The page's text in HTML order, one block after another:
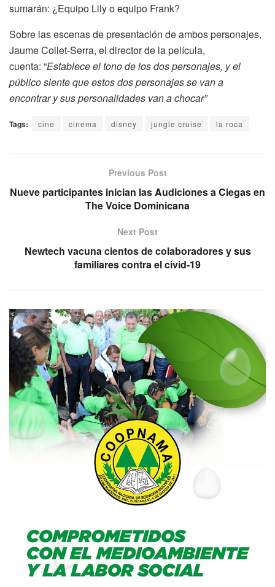
sumarán: ¿Equipo Lily o equipo Frank?
Sobre las escenas de presentación de ambos personajes,
Jaume Collet-Serra, el director de la película,
cuenta: “Establece el tono de los dos personajes, y el
público siente que estos dos personajes se van a
encontrar y sus personalidades van a chocar”
Tags: cine cinema disney jungle cruise la roca
Previous Post
Nueve participantes inician las Audiciones a Ciegas en
The Voice Dominicana
Next Post
Newtech vacuna cientos de colaboradores y sus
familiares contra el civid-19